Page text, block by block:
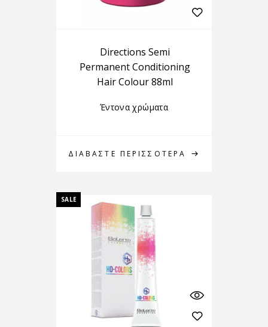
ΔΙΑΒΆΣΤΕ ΠΕΡΙΣΣΌΤΕΡΑ
Directions Semi
Permanent Conditioning
Hair Colour 88ml
Έντονα χρώματα
SALE